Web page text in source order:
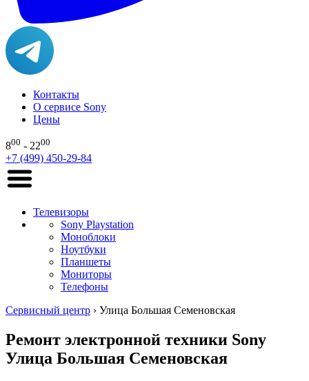
Контакты
О сервисе Sony
Цены
800 - 2200
+7 (499) 450-29-84
Телевизоры
Sony Playstation
Моноблоки
Ноутбуки
Планшеты
Мониторы
Телефоны
Сервисный центр › Улица Большая Семеновская
Ремонт электронной техники Sony
Улица Большая Семеновская